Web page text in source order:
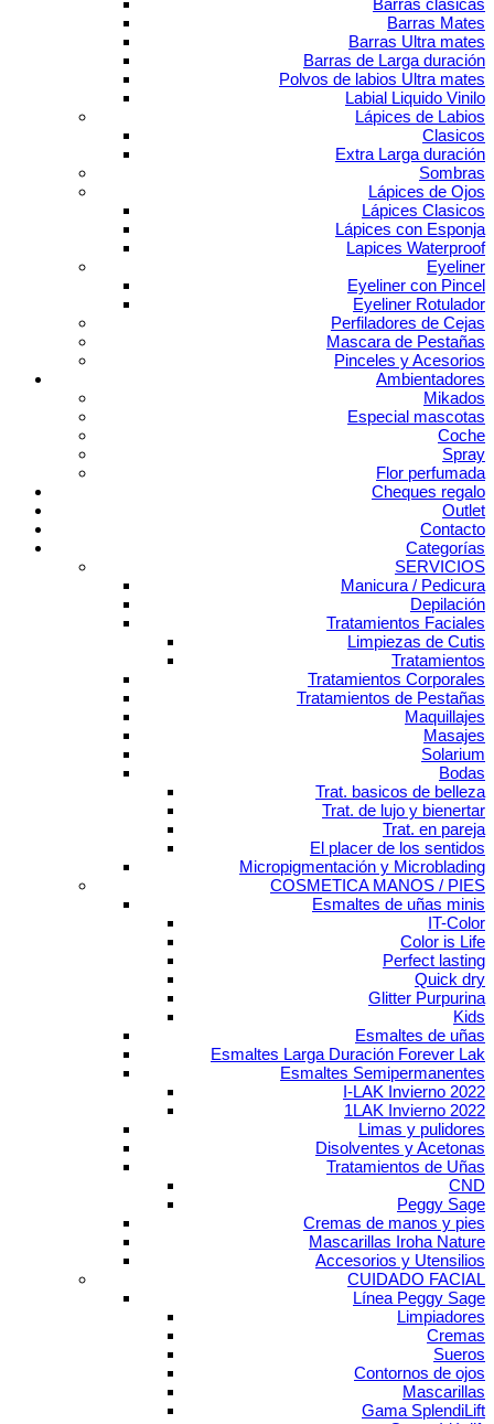
Barras clasicas
Barras Mates
Barras Ultra mates
Barras de Larga duración
Polvos de labios Ultra mates
Labial Liquido Vinilo
Lápices de Labios
Clasicos
Extra Larga duración
Sombras
Lápices de Ojos
Lápices Clasicos
Lápices con Esponja
Lapices Waterproof
Eyeliner
Eyeliner con Pincel
Eyeliner Rotulador
Perfiladores de Cejas
Mascara de Pestañas
Pinceles y Acesorios
Ambientadores
Mikados
Especial mascotas
Coche
Spray
Flor perfumada
Cheques regalo
Outlet
Contacto
Categorías
SERVICIOS
Manicura / Pedicura
Depilación
Tratamientos Faciales
Limpiezas de Cutis
Tratamientos
Tratamientos Corporales
Tratamientos de Pestañas
Maquillajes
Masajes
Solarium
Bodas
Trat. basicos de belleza
Trat. de lujo y bienertar
Trat. en pareja
El placer de los sentidos
Micropigmentación y Microblading
COSMETICA MANOS / PIES
Esmaltes de uñas minis
IT-Color
Color is Life
Perfect lasting
Quick dry
Glitter Purpurina
Kids
Esmaltes de uñas
Esmaltes Larga Duración Forever Lak
Esmaltes Semipermanentes
I-LAK Invierno 2022
1LAK Invierno 2022
Limas y pulidores
Disolventes y Acetonas
Tratamientos de Uñas
CND
Peggy Sage
Cremas de manos y pies
Mascarillas Iroha Nature
Accesorios y Utensilios
CUIDADO FACIAL
Línea Peggy Sage
Limpiadores
Cremas
Sueros
Contornos de ojos
Mascarillas
Gama SplendiLift